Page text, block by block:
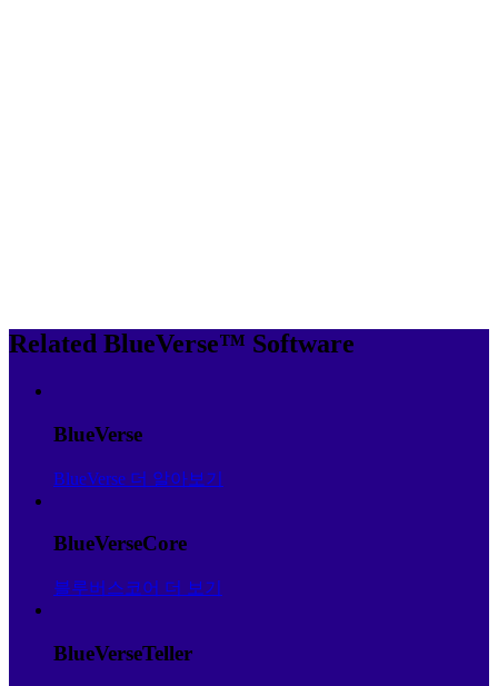
Related BlueVerse™ Software
BlueVerse
BlueVerse 더 알아보기
BlueVerseCore
블루버스코어 더 보기
BlueVerseTeller